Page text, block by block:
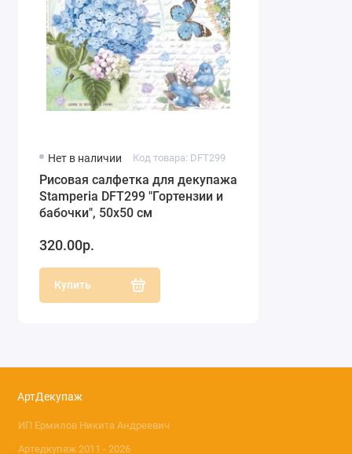
Нет в наличии Код товара: DFT299
Рисовая салфетка для декупажа
Stamperia DFT299 "Гортензии и
бабочки", 50х50 см
320.00р.
Купить
АртДекупаж
ИП Ермилов Никита Андреевич
Артедкупаж 2011 - 2026